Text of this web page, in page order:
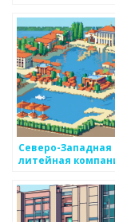
Северо-Западная
литейная